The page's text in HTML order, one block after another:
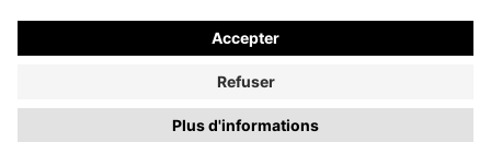
Tous les prix incluent la TVA plus les
éventuels frais de livraison, sauf indication contraire.